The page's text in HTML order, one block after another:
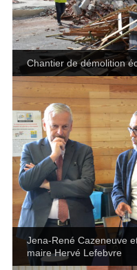
Chantier de démolition
Jena-René Cazeneuve
maire Hervé Lefebvre